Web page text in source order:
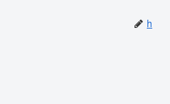
h